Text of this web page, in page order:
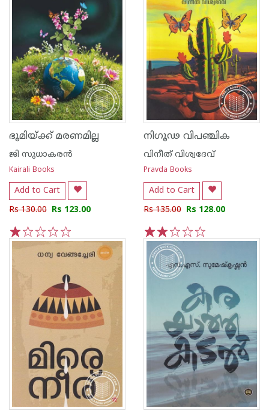
ഭൂമിയ്ക്ക് മരണമില്ല
ജി സുധാകരന്‍
Kairali Books
Add to Cart
Rs 130.00 Rs 123.00
5
4
3
2
1
നിഗൂഢ വിപഞ്ചിക
വിനീത് വിശ്വദേവ്
Pravda Books
Add to Cart
Rs 135.00 Rs 128.00
5
4
3
2
1